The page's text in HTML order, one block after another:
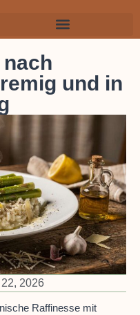
und in
22, 2026
Raffinesse mit